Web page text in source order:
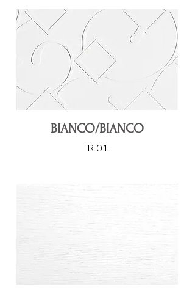
BIANCO/BIANCO
IR 01